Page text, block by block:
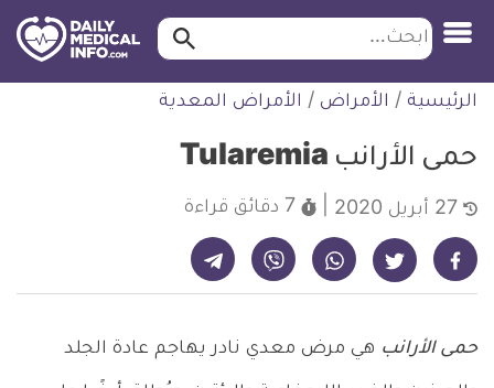
التخطي
للمحتوى
ابحث ابحث…
الرئيسية / الأمراض / الأمراض المعدية
حمى الأرانب Tularemia
7 دقائق قراءة
شارك على فيسبوك - ديلي ميديكال انفو شارك على تويتر - ديلي ميديكال انفو شارك على واتساب - ديلي ميديكال انفو شارك على فايبر - ديلي ميديكال انفو شارك على تيليجرام - ديلي ميديكال انفو
حمى الأرانب هي مرض معدي نادر يهاجم عادة الجلد